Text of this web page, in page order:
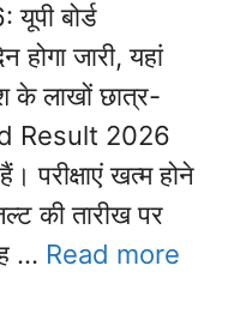
बोर्ड
होगा जारी, यहां
के लाखों छात्र-
Result 2026
परीक्षाएं खत्म होने
की तारीख पर
… Read more